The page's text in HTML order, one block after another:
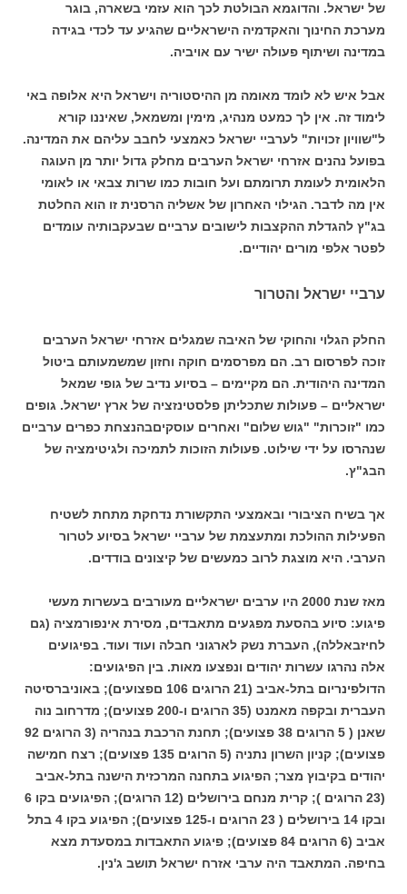
של ישראל. והדוגמא הבולטת לכך הוא עזמי בשארה, בוגר
מערכת החינוך והאקדמיה הישראליים שהגיע עד לכדי בגידה
במדינה ושיתוף פעולה ישיר עם אויביה.
אבל איש לא לומד מאומה מן ההיסטוריה וישראל היא אלופה באי
לימוד זה. אין לך כמעט מנהיג, מימין ומשמאל, שאיננו קורא
ל"שוויון זכויות" לערביי ישראל כאמצעי לחבב עליהם את המדינה.
בפועל נהנים אזרחי ישראל הערבים מחלק גדול יותר מן העוגה
הלאומית לעומת תרומתם ועל חובות כמו שרות צבאי או לאומי
אין מה לדבר. הגילוי האחרון של אשליה הרסנית זו הוא החלטת
בג"ץ להגדלת ההקצבות לישובים ערביים שבעקבותיה עומדים
לפטר אלפי מורים יהודיים.
ערביי ישראל והטרור
החלק הגלוי והחוקי של האיבה שמגלים אזרחי ישראל הערבים
זוכה לפרסום רב. הם מפרסמים חוקה וחזון שמשמעותם ביטול
המדינה היהודית. הם מקיימים – בסיוע נדיב של גופי שמאל
ישראליים – פעולות שתכליתן פלסטינזציה של ארץ ישראל. גופים
כמו "זוכרות" "גוש שלום" ואחרים עוסקיםבהנצחת כפרים ערביים
שנהרסו על ידי שילוט. פעולות הזוכות לתמיכה ולגיטימציה של
הבג"ץ.
אך בשיח הציבורי ובאמצעי התקשורת נדחקת מתחת לשטיח
הפעילות ההולכת ומתעצמת של ערביי ישראל בסיוע לטרור
הערבי. היא מוצגת לרוב כמעשים של קיצונים בודדים.
מאז שנת 2000 היו ערבים ישראליים מעורבים בעשרות מעשי
פיגוע: סיוע בהסעת מפגעים מתאבדים, מסירת אינפורמציה (גם
לחיזבאללה), העברת נשק לארגוני חבלה ועוד ועוד. בפיגועים
אלה נהרגו עשרות יהודים ונפצעו מאות. בין הפיגועים:
הדולפינריום בתל-אביב (21 הרוגים 106 םפצועים); באוניברסיטה
העברית ובקפה מאמנט (35 הרוגים ו-200 פצועים); מדרחוב נוה
שאנן ( 5 הרוגים 38 פצועים); תחנת הרכבת בנהריה (3 הרוגים 92
פצועים); קניון השרון נתניה (5 הרוגים 135 פצועים); רצח חמישה
יהודים בקיבוץ מצר; הפיגוע בתחנה המרכזית הישנה בתל-אביב
(23 הרוגים ); קרית מנחם בירושלים (12 הרוגים); הפיגועים בקו 6
ובקו 14 בירושלים ( 23 הרוגים ו-125 פצועים); הפיגוע בקו 4 בתל
אביב (6 הרוגים 84 פצועים); פיגוע התאבדות במסעדת מצא
בחיפה. המתאבד היה ערבי אזרח ישראל תושב ג'נין.